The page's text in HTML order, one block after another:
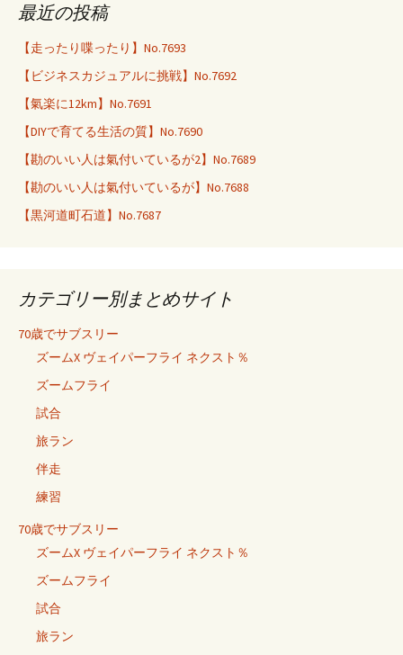
最近の投稿
【走ったり喋ったり】No.7693
【ビジネスカジュアルに挑戦】No.7692
【氣楽に12km】No.7691
【DIYで育てる生活の質】No.7690
【勘のいい人は氣付いているが2】No.7689
【勘のいい人は氣付いているが】No.7688
【黒河道町石道】No.7687
カテゴリー別まとめサイト
70歳でサブスリー
ズームX ヴェイパーフライ ネクスト％
ズームフライ
試合
旅ラン
伴走
練習
70歳でサブスリー
ズームX ヴェイパーフライ ネクスト％
ズームフライ
試合
旅ラン